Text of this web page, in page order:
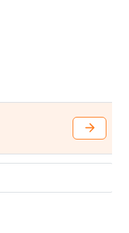
+本体塗装+天板塗装です